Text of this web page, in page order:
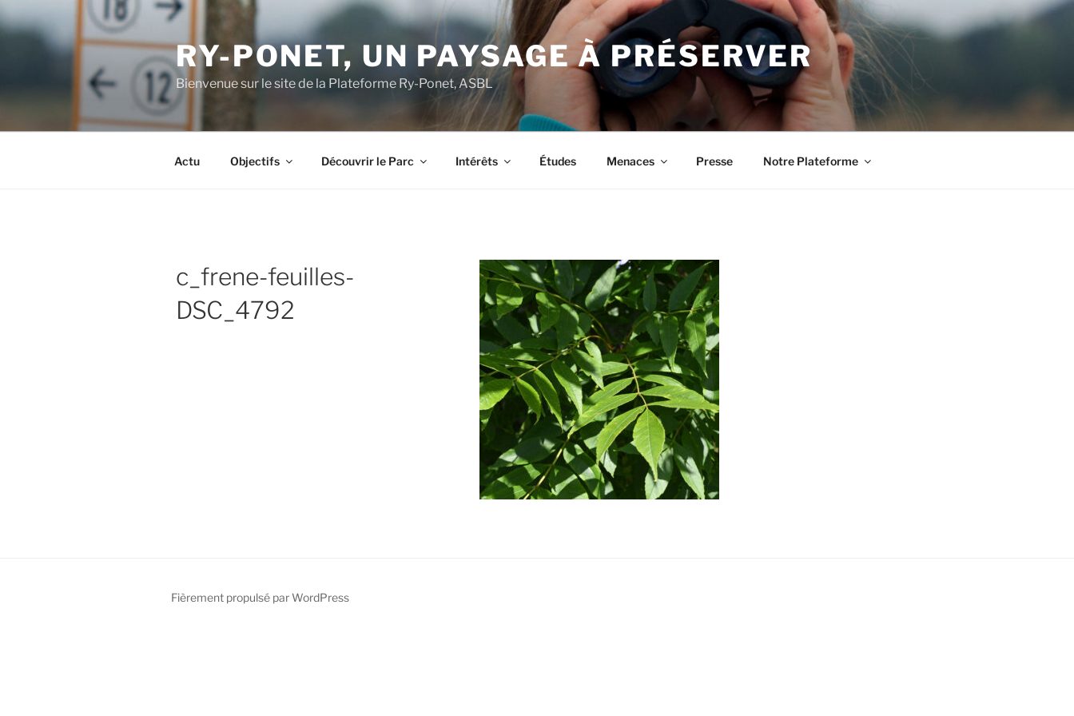
Aller
au
contenu
RY-PONET, UN PAYSAGE À PRÉSERVER
Bienvenue sur le site de la Plateforme Ry-Ponet, ASBL
Actu Objectifs Découvrir le Parc Intérêts Études Menaces Presse Notre Plateforme
c_frene-feuilles-
DSC_4792
Fièrement propulsé par WordPress